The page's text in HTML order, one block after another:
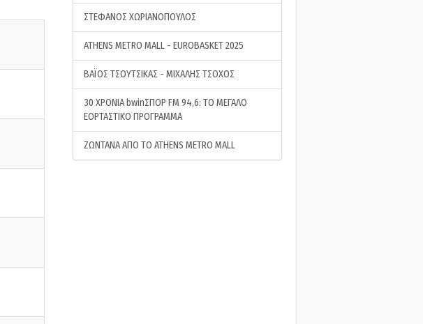
ΣΤΕΦΑΝΟΣ ΧΩΡΙΑΝΟΠΟΥΛΟΣ
ATHENS METRO MALL - EUROBASKET 2025
ΒΑΪΟΣ ΤΣΟΥΤΣΙΚΑΣ - ΜΙΧΑΛΗΣ ΤΣΟΧΟΣ
30 ΧΡΟΝΙΑ bwinΣΠΟΡ FM 94,6: ΤΟ ΜΕΓΑΛΟ
ΕΟΡΤΑΣΤΙΚΟ ΠΡΟΓΡΑΜΜΑ
ΖΩΝΤΑΝΑ ΑΠΟ ΤΟ ATHENS METRO MALL